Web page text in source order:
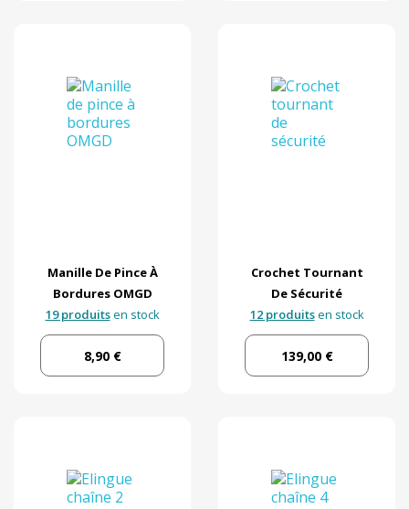
Manille De Pince À
Bordures OMGD
19 produitsen stock
8,90 €
Crochet Tournant
De Sécurité
12 produitsen stock
139,00 €